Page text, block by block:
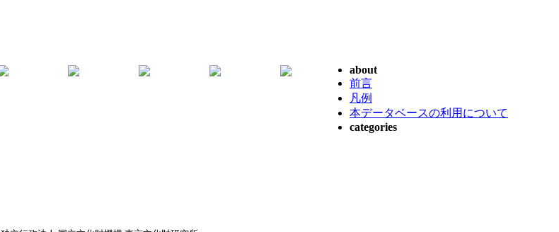
about
前言
凡例
本データベースの利用について
categories